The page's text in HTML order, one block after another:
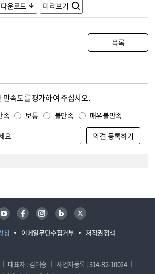
다운로드
미리보기
목록
만족도를 평가하여 주십시오.
족 보통 불만족 매우불만족
침 이메일무단수집거부 저작권정책
유튜브 페이스북 인스타그램 블로그 트위터
대표자 : 김태승
사업자등록 : 314-82-10024